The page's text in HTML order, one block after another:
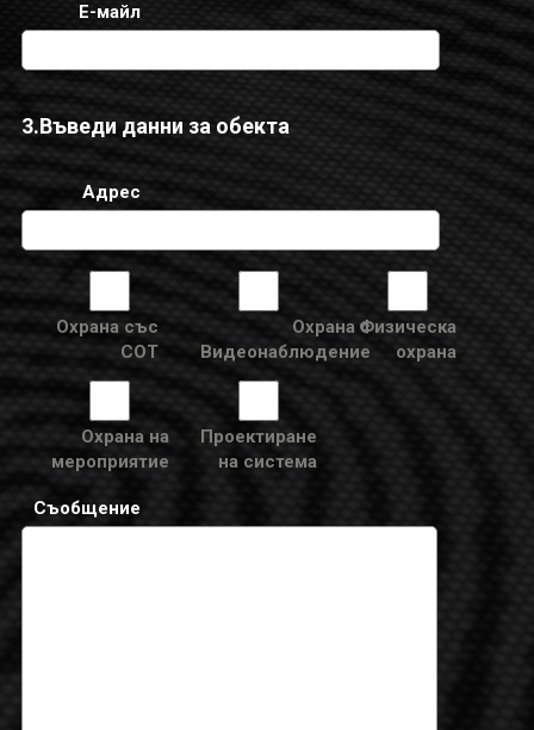
E-майл
3.Въведи данни за oбекта
Адрес
Охрана със
СОТ
Охрана с
Видеонаблюдение
Физическа
охрана
Охрана на
мероприятие
Проектиране
на система
Съобщение